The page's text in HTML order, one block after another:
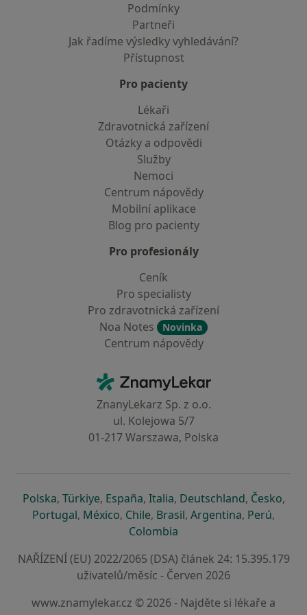
Podmínky
Partneři
Jak řadíme výsledky vyhledávání?
Přístupnost
Pro pacienty
Lékaři
Zdravotnická zařízení
Otázky a odpovědi
Služby
Nemoci
Centrum nápovědy
Mobilní aplikace
Blog pro pacienty
Pro profesionály
Ceník
Pro specialisty
Pro zdravotnická zařízení
Noa Notes
Novinka
Centrum nápovědy
ZnamyLekar - Hlavní stránka
ZnanyLekarz Sp. z o.o.
ul. Kolejowa 5/7
01-217 Warszawa, Polska
Polskase otevře v nové záložce
, Türkiyese otevře v nové záložce
, Españase otevře v nové záložce
, Italiase otevře v nové záložce
, Deutschlandse otevře v
, Českose
,
Portugalse otevře v nové záložce
, Méxicose otevře v nové záložce
, Chilese otevře v nové záložce
, Brasilse otevře v nové
, Argentinase otevře v
, Perúse
,
Colombia
NAŘÍZENÍ (EU) 2022/2065 (DSA) článek 24: 15.395.179
uživatelů/měsíc - Červen 2026
www.znamylekar.cz © 2026 - Najděte si lékaře a